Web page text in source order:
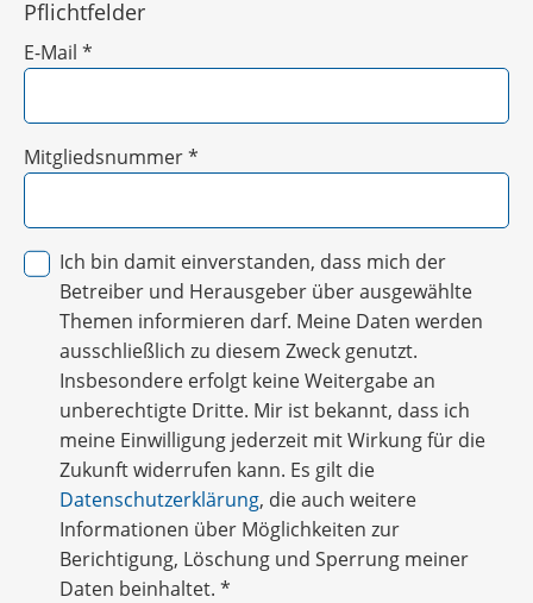
Pflichtfelder
E-Mail *
Mitgliedsnummer*
Ich bin damit einverstanden, dass mich der
Betreiber und Herausgeber über ausgewählte
Themen informieren darf. Meine Daten werden
ausschließlich zu diesem Zweck genutzt.
Insbesondere erfolgt keine Weitergabe an
unberechtigte Dritte. Mir ist bekannt, dass ich
meine Einwilligung jederzeit mit Wirkung für die
Zukunft widerrufen kann. Es gilt die
Datenschutzerklärung, die auch weitere
Informationen über Möglichkeiten zur
Berichtigung, Löschung und Sperrung meiner
Daten beinhaltet. *